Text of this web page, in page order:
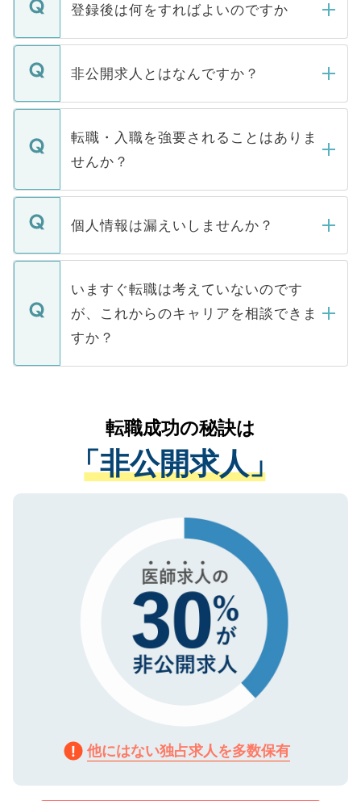
登録後は何をすればよいのですか
ご登録いただきましたら、弊社担当者がご
登録内容を確認し、その後メールもしくは
ます。通常、5営業日以内にはご連絡をせて
いただきますので、しばらくお待ちくださ
い。
非公開求人とはなんですか？
マイナビDOCTORで取り扱っている求人の
うち約3割は、Webサイトからご覧いただ
けない「非公開求人」です。非公開求人は
下記の理由によって、一般には公開してい
ません。
■応募殺到を避けるため 人気のある医療機
関を公にしてしまうと、応募が殺到する場
に、医療機関が求める条件に合った人材の
みを人材紹介会社に依頼するケースが増え
ています。
転職・入職を強要されることはありま
せんか？
転職・入職を強要することは一切ありませ
ん。また、仮に応募先から内定をいただい
定を承諾する必要はありません。内定先へ
の辞退の連絡はキャリアパートナーが行い
ますので、ご安心ください。
個人情報は漏えいしませんか？
個人情報が漏えいすることはありませんの
で、ご安心ください。当サイトからの登録
などで収集したご登録者様の個人情報は、
ご本人のキャリアアップおよび転職活動の
支援を目的に使用いたします。お預かりし
ているすべての個人データはご本人の許可
は、個人情報の取り扱いについての厳密な
管理基準を満たした事業者のみに付与され
る、プライバシーマークを取得済みです。
ご登録いただいた個人情報は、SSL（デー
で、機密保持に関してもご安心ください。
いますぐ転職は考えていないのです
が、これからのキャリアを相談できま
すか？
かがいして、現在の医療機関の状況や紹介
経験をまじえながら、適切なアドバイスを
させていただきます。すぐにご転職をされ
ない方には、長期的なサポートが可能です
ので、まずはご登録ください。
転職成功の秘訣は
「非公開求人」
他にはない独占求人を多数保有